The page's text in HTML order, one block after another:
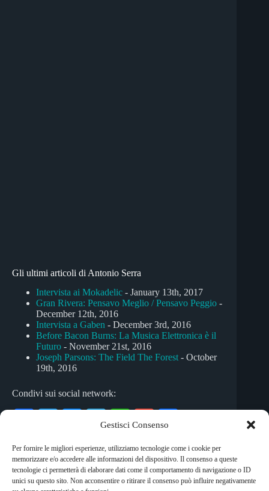
Gestisci Consenso
Per fornire le migliori esperienze, utilizziamo tecnologie come i cookie per
memorizzare e/o accedere alle informazioni del dispositivo. Il consenso a queste
tecnologie ci permetterà di elaborare dati come il comportamento di navigazione o ID
unici su questo sito. Non acconsentire o ritirare il consenso può influire negativamente
Gli ultimi articoli di Antonio Serra
Intervista ai Mokadelic - January 13th, 2017
Gran Rivera: Pensavo Meglio / Pensavo Peggio -
December 12th, 2016
Intervista a Gaben - December 3rd, 2016
Before Bacon Burns: La Musica Elettronica è il
Futuro - November 21st, 2016
Joseph Parsons: The Field The Forest - October
19th, 2016
Condivi sui social network:
bo
ok
tte
r
se
ng
Te
gr
a
W
ts
A
G
ail di
vi
Tag
#canzone d'autore #rock #wave